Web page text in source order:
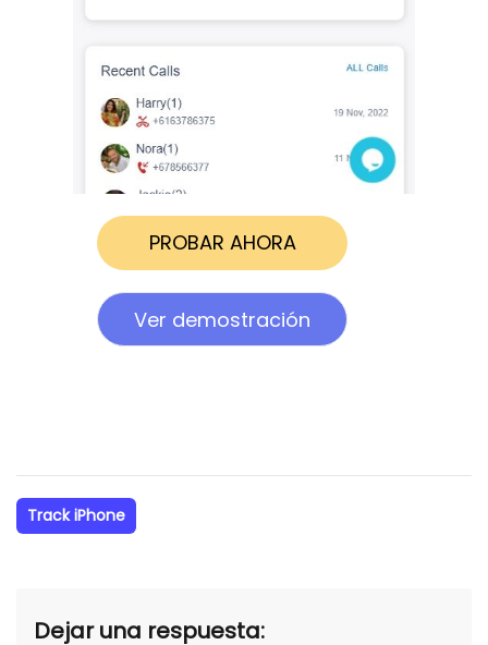
PROBAR AHORA
Ver demostración
Track iPhone
Dejar una respuesta: